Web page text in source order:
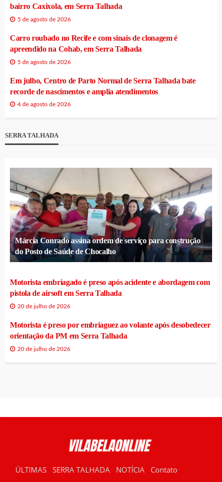
bairro Caxixola, em Serra Talhada
5 de agosto de 2026
Carro roubado no Recife e com sinais de clonagem é
apreendido na Cohab, em Serra Talhada
5 de agosto de 2026
Em julho, Centro de Parto Normal de Serra Talhada bate
recorde de nascimentos e amplia atendimentos
4 de agosto de 2026
SERRA TALHADA
Márcia Conrado assina ordem de serviço para construção
do Posto de Saúde de Chocalho
Motorista embriagado é preso após acidente e abordagem com
pistola de airsoft em Serra Talhada
20 de julho de 2026
Motorista é preso por embriaguez ao volante após desobedecer
orientação da PM em Serra Talhada
20 de julho de 2026
ÚLTIMAS SERRA TALHADA NOTÍCIA Contato